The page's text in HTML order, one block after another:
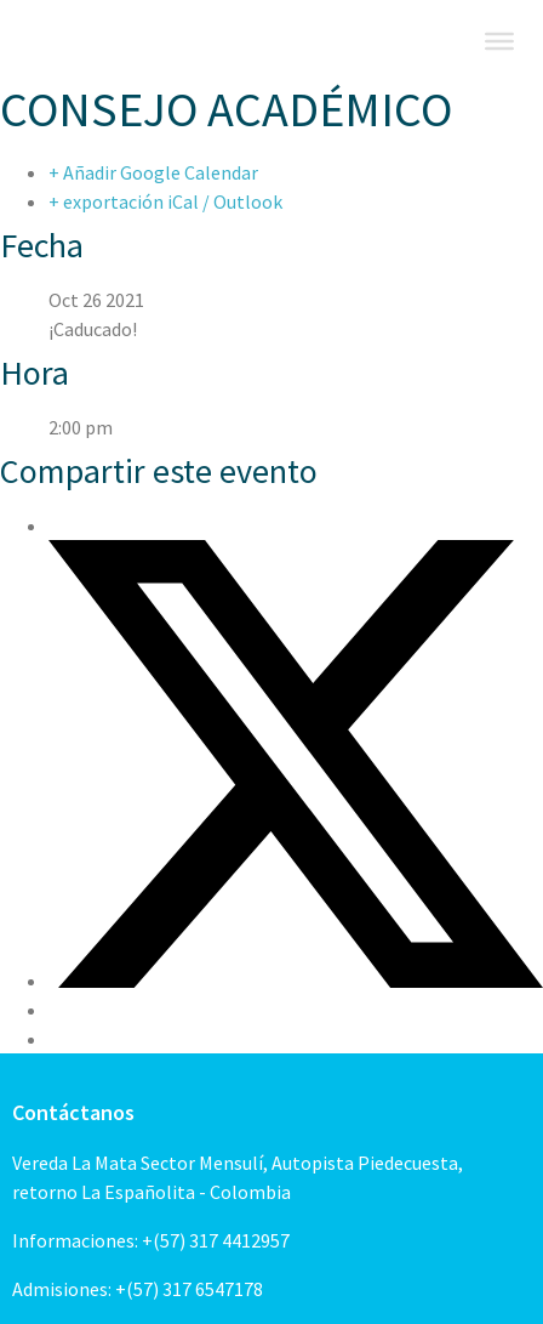
CONSEJO ACADÉMICO
+ Añadir Google Calendar
+ exportación iCal / Outlook
Fecha
Oct 26 2021
¡Caducado!
Hora
2:00 pm
Compartir este evento
Contáctanos
Vereda La Mata Sector Mensulí, Autopista Piedecuesta,
retorno La Españolita - Colombia
Informaciones: +(57) 317 4412957
Admisiones: +(57) 317 6547178